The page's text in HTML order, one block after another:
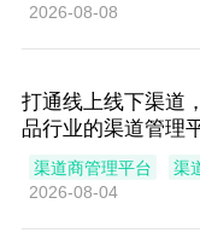
2026-08-08
打通线上线下渠道
品行业的渠道管理
渠道商管理平台
渠
2026-08-04